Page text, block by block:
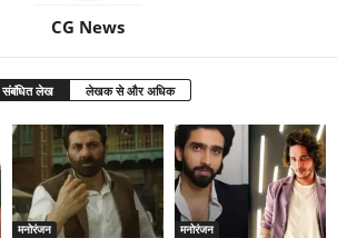
CG News
संबंधित लेख लेखक से और अधिक
मनोरंजन मनोरंजन